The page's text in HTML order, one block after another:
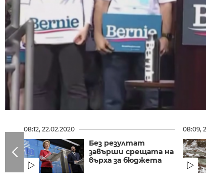
08:12, 22.02.2020
Без резултат
завърши срещата на
върха за бюджета
08:09,